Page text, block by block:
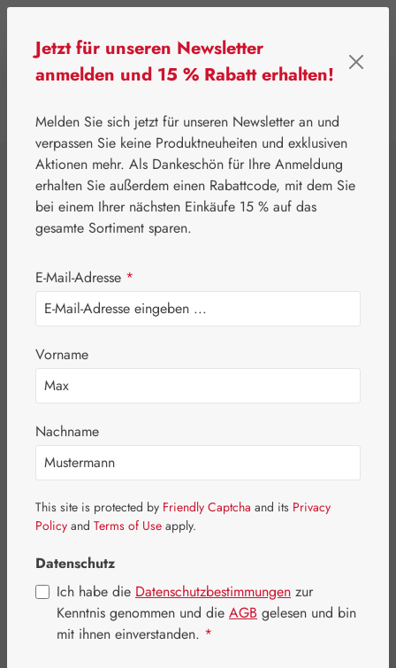
⌂ Handelswaren Nährstoffe
Easyfresh®
Mundspray
Bildergalerie überspringen
Jetzt für unseren Newsletter
anmelden und 15 % Rabatt erhalten!
Melden Sie sich jetzt für unseren Newsletter an und
verpassen Sie keine Produktneuheiten und exklusiven
Aktionen mehr. Als Dankeschön für Ihre Anmeldung
erhalten Sie außerdem einen Rabattcode, mit dem Sie
bei einem Ihrer nächsten Einkäufe 15 % auf das
gesamte Sortiment sparen.
E-Mail-Adresse *
Vorname
Nachname
This site is protected by Friendly Captcha and its Privacy
Policy and Terms of Use apply.
Datenschutz
Ich habe die Datenschutzbestimmungen zur
Kenntnis genommen und die AGB gelesen und bin
mit ihnen einverstanden. *